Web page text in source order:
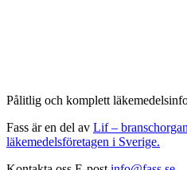
Pålitlig och komplett
Fass är en del av Lif –
läkemedelsföretagen i Sverige.